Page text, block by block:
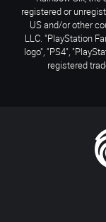
registered or
US and/or other
LLC. "PlayStation
logo", "PS4",
registered